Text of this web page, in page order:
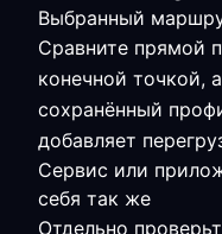
Выбранный
Сравните прямой
конечной точкой,
сохранённый
добавляет
Сервис или
себя так же
Отдельно